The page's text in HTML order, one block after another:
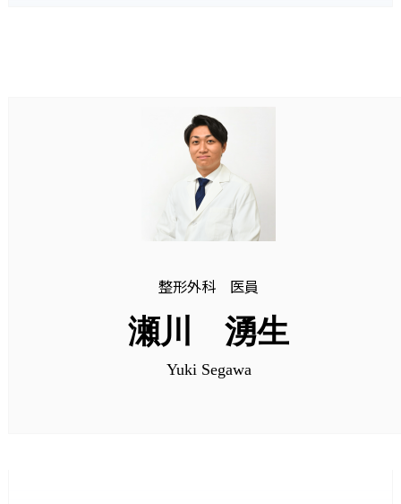
整形外科 医員
瀬川 湧生
Yuki Segawa